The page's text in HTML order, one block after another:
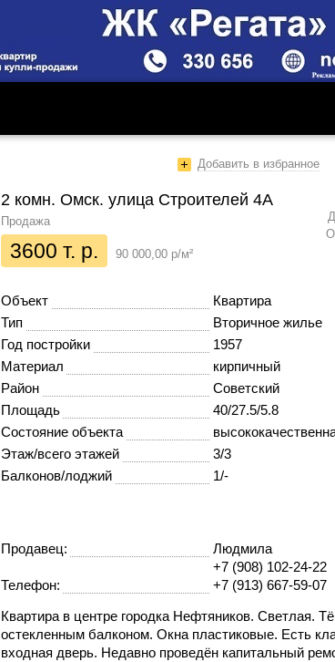
Добавить в избранное
Продажа
2 комн. Омск. улица Строителей 4А
3600 т. р. 90 000,00 р/м²
Объект
Квартира
Тип
Вторичное жилье
Год постройки
1957
Материал
кирпичный
Район
Советский
Площадь
40/27.5/5.8
Состояние объекта
Этаж/всего этажей
3/3
Балконов/лоджий
1/-
Продавец: Людмила
Телефон:
+7 (908) 102-24-22
+7 (913) 667-59-07
Квартира в центре городка Нефтяников. Светлая.
остекленным балконом. Окна пластиковые. Есть
входная дверь. Недавно проведён капитальный